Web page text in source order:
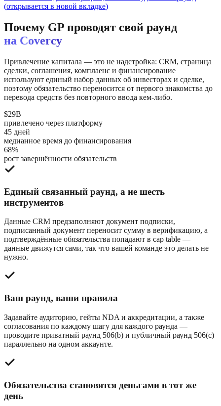
(открывается в новой вкладке)
Почему GP проводят свой раунд
на Covercy
Привлечение капитала — это не надстройка: CRM, страница
сделки, соглашения, комплаенс и финансирование
используют единый набор данных об инвесторах и сделке,
поэтому обязательство переносится от первого знакомства до
перевода средств без повторного ввода кем-либо.
$29B
привлечено через платформу
45 дней
медианное время до финансирования
68%
рост завершённости обязательств
Единый связанный раунд, а не шесть
инструментов
Данные CRM предзаполняют документ подписки,
подписанный документ переносит сумму в верификацию, а
подтверждённые обязательства попадают в cap table —
данные движутся сами, так что вашей команде это делать не
нужно.
Ваш раунд, ваши правила
Задавайте аудиторию, гейты NDA и аккредитации, а также
согласования по каждому шагу для каждого раунда —
проводите приватный раунд 506(b) и публичный раунд 506(c)
параллельно на одном аккаунте.
Обязательства становятся деньгами в тот же
день